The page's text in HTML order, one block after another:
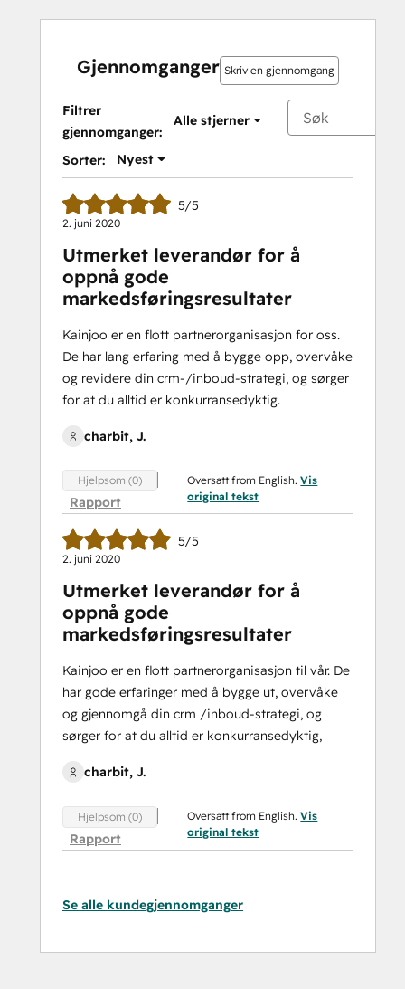
Gjennomganger Skriv en gjennomgang
Filtrer
gjennomganger:
Alle stjerner
Sorter: Nyest
5/5
2. juni 2020
Utmerket leverandør for å
oppnå gode
markedsføringsresultater
Kainjoo er en flott partnerorganisasjon for oss.
De har lang erfaring med å bygge opp, overvåke
og revidere din crm-/inboud-strategi, og sørger
for at du alltid er konkurransedyktig.
charbit, J.
Hjelpsom (0)
Rapport
Oversatt from English.Vis
original tekst
5/5
2. juni 2020
Utmerket leverandør for å
oppnå gode
markedsføringsresultater
Kainjoo er en flott partnerorganisasjon til vår. De
har gode erfaringer med å bygge ut, overvåke
og gjennomgå din crm /inboud-strategi, og
sørger for at du alltid er konkurransedyktig,
charbit, J.
Hjelpsom (0)
Rapport
Oversatt from English.Vis
original tekst
Se alle kundegjennomganger